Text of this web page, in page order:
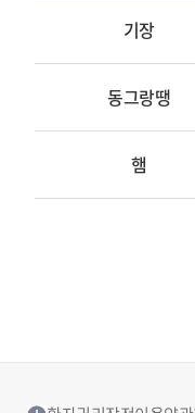
기장
동그랑땡
햄